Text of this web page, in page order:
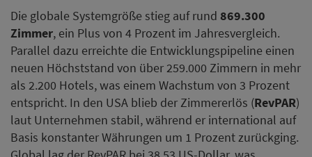
Die globale Systemgröße stieg auf rund 869.300
Zimmer, ein Plus von 4 Prozent im Jahresvergleich.
Parallel dazu erreichte die Entwicklungspipeline einen
neuen Höchststand von über 259.000 Zimmern in mehr
als 2.200 Hotels, was einem Wachstum von 3 Prozent
entspricht. In den USA blieb der Zimmererlös (RevPAR)
laut Unternehmen stabil, während er international auf
Basis konstanter Währungen um 1 Prozent zurückging.